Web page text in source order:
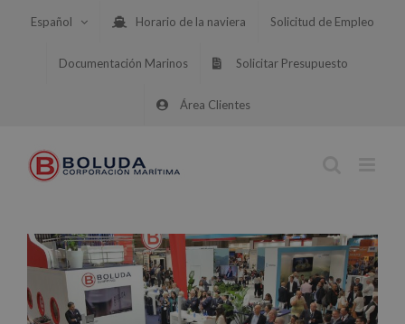
Español Horario de la naviera Solicitud de Empleo
Documentación Marinos Solicitar Presupuesto
Área Clientes